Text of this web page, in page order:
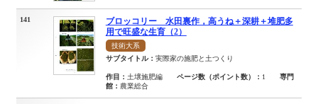
141
ブロッコリー 水田裏作，高うね＋深耕＋堆肥多
用で旺盛な生育（2）
技術大系
サブタイトル： 実際家の施肥と土つくり
作目： 土壌施肥編 ページ数（ポイント数）： 1
専門
館： 農業総合